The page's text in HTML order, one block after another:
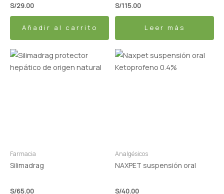
S/29.00
Añadir al carrito
S/115.00
Leer más
Farmacia
Silimadrag
S/65.00
Analgésicos
NAXPET suspensión oral
S/40.00